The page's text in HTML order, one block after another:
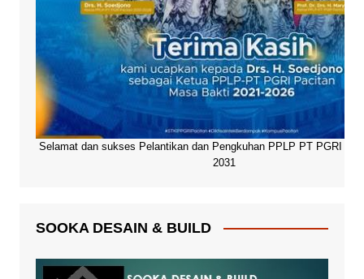
Selamat dan sukses Pelantikan dan Pengkuhan PPLP PT PGRI
2031
SOOKA DESAIN & BUILD